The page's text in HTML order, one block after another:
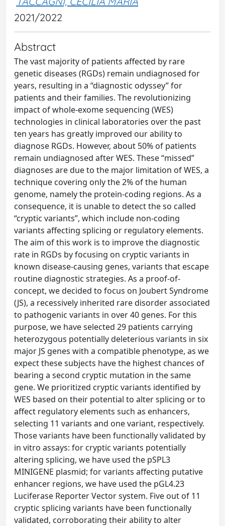
2021/2022
Abstract
The vast majority of patients affected by rare
genetic diseases (RGDs) remain undiagnosed for
years, resulting in a “diagnostic odyssey” for
patients and their families. The revolutionizing
impact of whole-exome sequencing (WES)
technologies in clinical laboratories over the past
ten years has greatly improved our ability to
diagnose RGDs. However, about 50% of patients
remain undiagnosed after WES. These “missed”
diagnoses are due to the major limitation of WES, a
technique covering only the 2% of the human
genome, namely the protein-coding regions. As a
consequence, it is unable to detect the so called
“cryptic variants”, which include non-coding
variants affecting splicing or regulatory elements.
The aim of this work is to improve the diagnostic
rate in RGDs by focusing on cryptic variants in
known disease-causing genes, variants that escape
routine diagnostic strategies. As a proof-of-
concept, we decided to focus on Joubert Syndrome
(JS), a recessively inherited rare disorder associated
to pathogenic variants in over 40 genes. For this
purpose, we have selected 29 patients carrying
heterozygous potentially deleterious variants in six
major JS genes with a compatible phenotype, as we
expect these subjects have the highest chances of
bearing a second cryptic mutation in the same
gene. We prioritized cryptic variants identified by
WES based on their potential to alter splicing or to
affect regulatory elements such as enhancers,
selecting 11 variants and one variant, respectively.
Those variants have been functionally validated by
in vitro assays: for cryptic variants potentially
altering splicing, we have used the pSPL3
MINIGENE plasmid; for variants affecting putative
enhancer regions, we have used the pGL4.23
Luciferase Reporter Vector system. Five out of 11
cryptic splicing variants have been functionally
validated, corroborating their ability to alter